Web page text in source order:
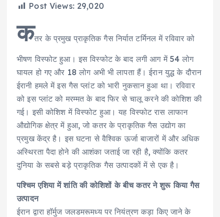
Post Views: 29,020
कतर के प्रमुख प्राकृतिक गैस निर्यात टर्मिनल में रविवार को
भीषण विस्फोट हुआ। इस विस्फोट के बाद लगी आग में 54 लोग
घायल हो गए और 18 लोग अभी भी लापता हैं। ईरान युद्ध के दौरान
ईरानी हमले में इस गैस प्लांट को भारी नुकसान हुआ था। रविवार
को इस प्लांट को मरम्मत के बाद फिर से चालू करने की कोशिश की
गई। इसी कोशिश में विस्फोट हुआ। यह विस्फोट रास लाफान
औद्योगिक क्षेत्र में हुआ, जो कतर के प्राकृतिक गैस उद्योग का
प्रमुख केंद्र है। इस घटना से वैश्विक ऊर्जा बाजारों में और अधिक
अस्थिरता पैदा होने की आशंका जताई जा रही है, क्योंकि कतर
दुनिया के सबसे बड़े प्राकृतिक गैस उत्पादकों में से एक है।
पश्चिम एशिया में शांति की कोशिशों के बीच कतर ने शुरू किया गैस
उत्पादन
ईरान द्वारा हॉर्मुज जलडमरूमध्य पर नियंत्रण कड़ा किए जाने के